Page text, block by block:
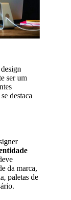
ser um
destaca
da marca,
paletas de